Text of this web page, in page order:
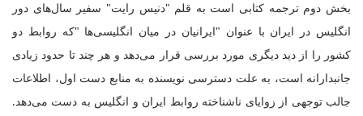
بخش دوم ترجمه کتابی است به قلم "دنیس رایت" سفیر سال‌های دور
انگلیس در ایران با عنوان "ایرانیان در میان انگلیسی‌ها "که روابط دو
کشور را از دید دیگری مورد بررسی قرار می‌دهد و هر چند تا حدود زیادی
جانبدارانه است، به علت دسترسی نویسنده به منابع دست اول، اطلاعات
جالب توجهی از زوایای ناشناخته روابط ایران و انگلیس به دست می‌دهد.